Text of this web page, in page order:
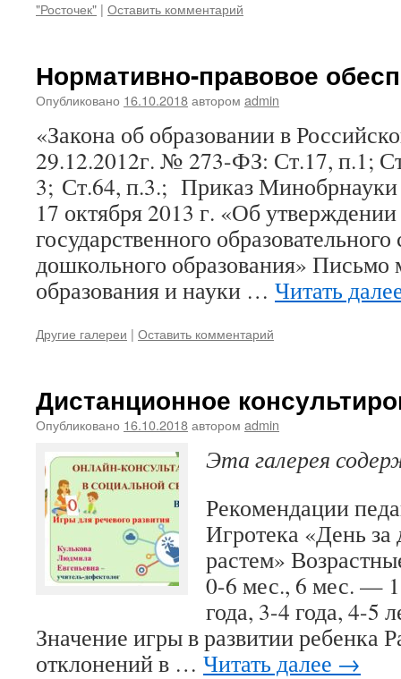
"Росточек" | Оставить комментарий
Нормативно-правовое
Опубликовано 16.10.2018автором admin
«Закона об образовании в
29.12.2012г. № 273-ФЗ: Ст.17, п.1;
3; Ст.64, п.3.; Приказ
17 октября 2013 г. «Об
государственного образовательного
дошкольного образования» Письмо
образования и науки … Читать
Другие галереи | Оставить комментарий
Дистанционное
Опубликовано 16.10.2018автором admin
Эта галерея
Рекомендации
Игротека «День за
растем»
0-6 мес., 6 мес. — 1
года, 3-4 года, 4-5
Значение игры в развитии ребенка
отклонений в … Читать далее →